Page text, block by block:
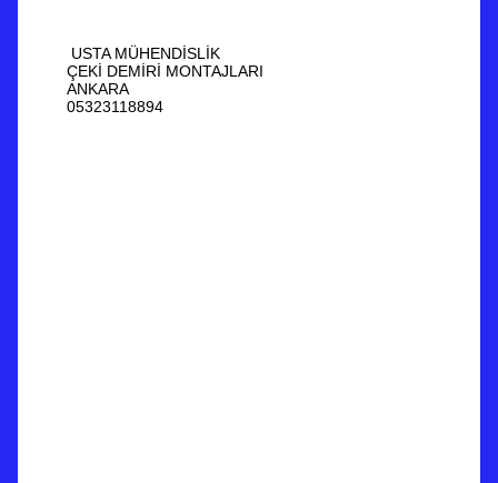
USTA MÜHENDİSLİK
ÇEKİ DEMİRİ MONTAJLARI
ANKARA
05323118894